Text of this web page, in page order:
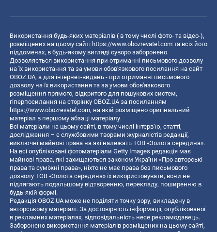
Використання будь-яких матеріалів ( в тому числі фото- та відео-),
розміщених на цьому сайті https://www.obozrevatel.com та всіх його
піддоменах, в будь-якому вигляді суворо заборонено.
Дозволяється використання при отриманні письмового дозволу
на їх використання та за умови обов'язкового посилання на сайт
OBOZ.UA, а для інтернет-видань - при отриманні письмового
дозволу на їх використання та за умови обов'язкового
розміщення прямого, відкритого для пошукових систем,
гіперпосилання на сторінку OBOZ.UA за посиланням
https://www.obozrevatel.com, на якій розміщено оригінальний
матеріал в першому абзаці матеріалу.
Всі матеріали на цьому сайті, в тому числі інтерв’ю, статті,
дослідження – є службовими творами журналістів редакції,
виключні майнові права на які належать ТОВ «Золота середина».
На всі опубліковані фотоматеріали Getty Images редакція має
майнові права, які захищаються законом України «Про авторські
права та суміжні права», ніхто не має права без письмового
дозволу ТОВ «Золота середина» їх використовувати, вони не
підлягають подальшому відтворенню, перекладу, поширенню в
будь-якій формі.
Редакція OBOZ.UA може не поділяти точку зору, викладену в
авторському матеріалі. За достовірність інформації, опублікованої
в рекламних матеріалах, відповідальність несе рекламодавець.
Заборонено використання матеріалів розміщених на цьому сайті,